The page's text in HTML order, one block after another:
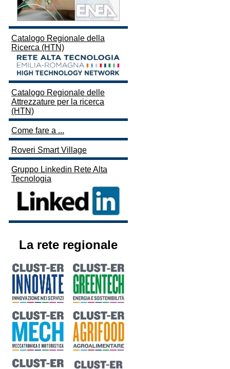
Catalogo Regionale della
Ricerca (HTN)
Catalogo Regionale delle
Attrezzature per la ricerca
(HTN)
Come fare a ...
Roveri Smart Village
Gruppo Linkedin Rete Alta
Tecnologia
La rete regionale